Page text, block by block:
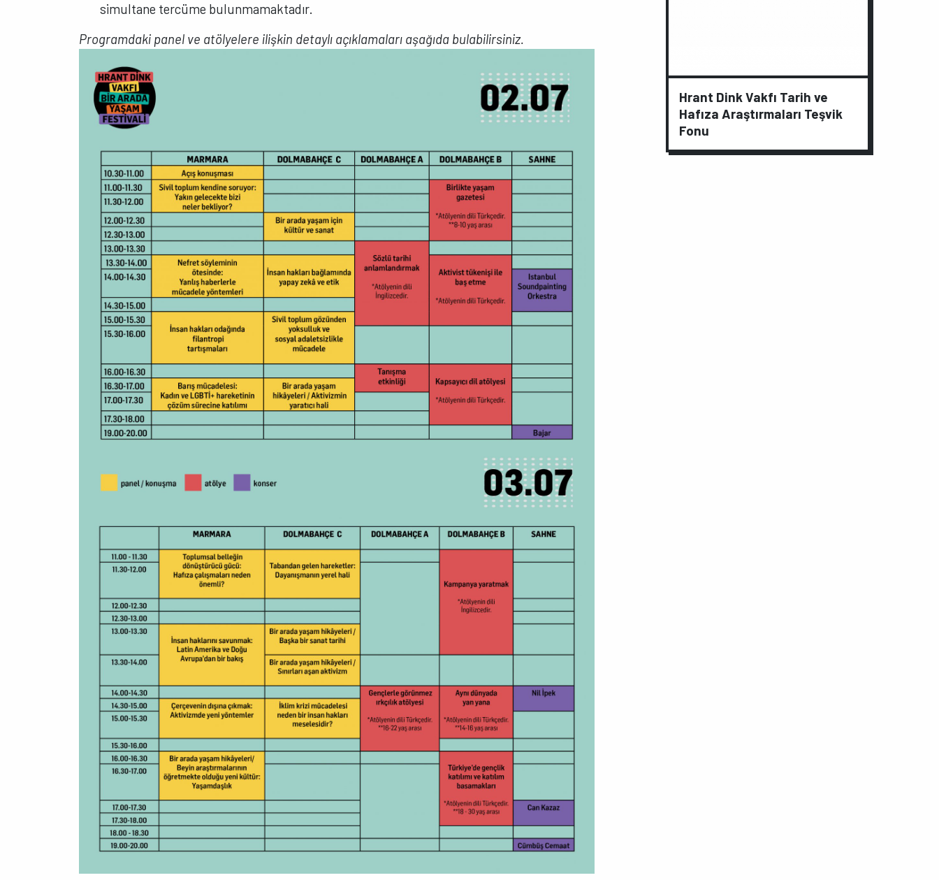
simultane tercüme bulunmamaktadır.
Programdaki panel ve atölyelere ilişkin detaylı açıklamaları aşağıda bulabilirsiniz.
Hrant Dink Vakfı Tarih ve
Hafıza Araştırmaları Teşvik
Fonu